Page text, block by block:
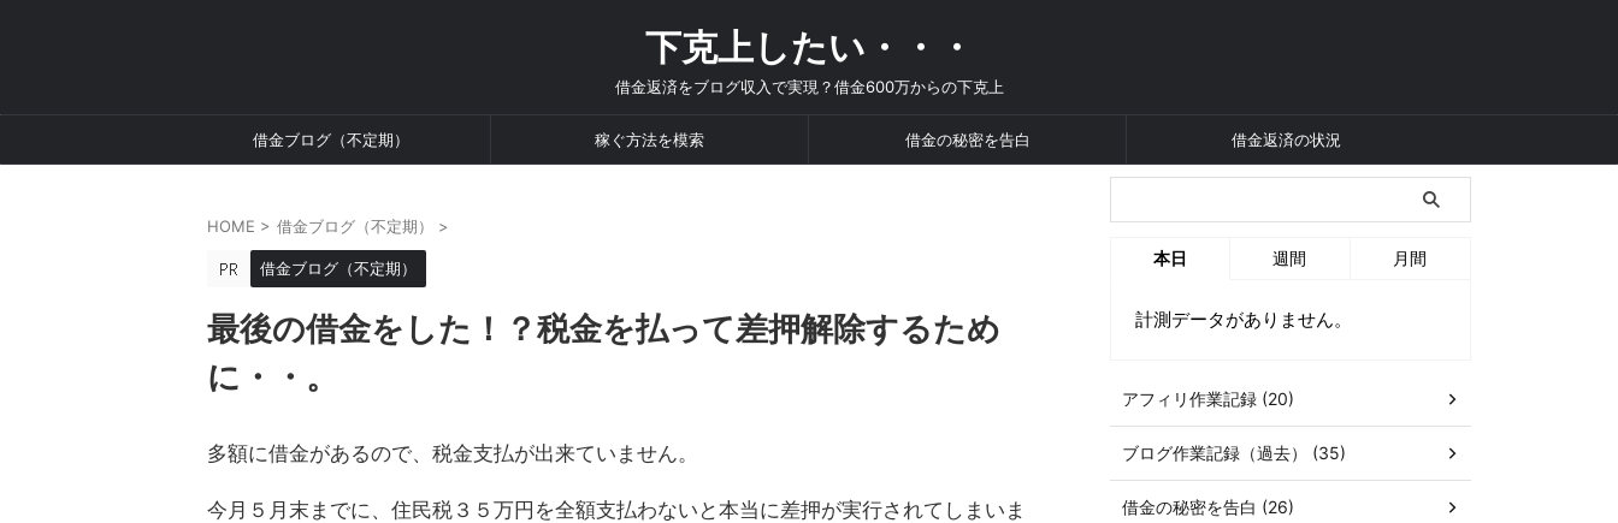
下克上したい・・・
借金返済をブログ収入で実現？借金600万からの下克上
借金ブログ（不定期） 稼ぐ方法を模索 借金の秘密を告白 借金返済の状況
HOME > 借金ブログ（不定期） >
借金ブログ（不定期）
最後の借金をした！？税金を払って差押解除するため
に・・。
多額に借金があるので、税金支払が出来ていません。
今月５月末までに、住民税３５万円を全額支払わないと本当に差押が実行されてしまいま
本日 週間 月間
計測データがありません。
アフィリ作業記録 (20)
ブログ作業記録（過去） (35)
借金の秘密を告白 (26)